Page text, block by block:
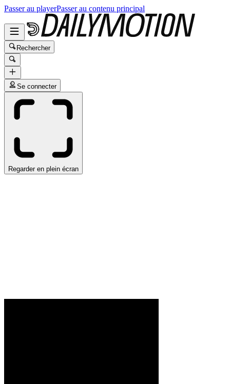
Passer au playerPasser au contenu principal
Rechercher
Se connecter
Regarder en plein écran